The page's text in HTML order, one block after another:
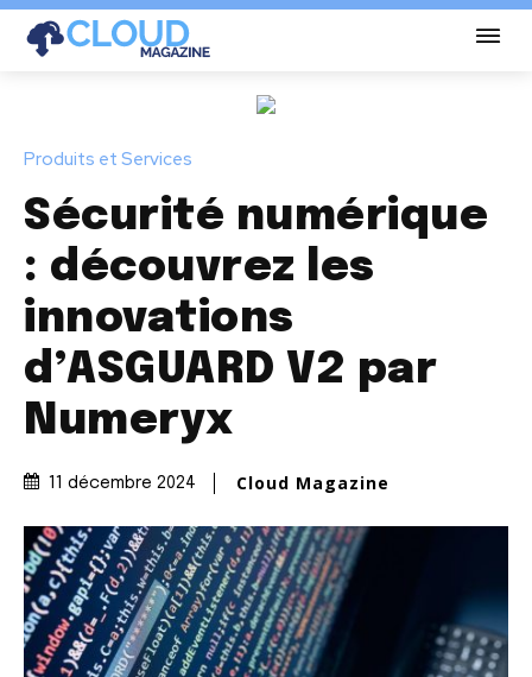
Produits et Services
Sécurité numérique
: découvrez les
innovations
d’ASGUARD V2 par
Numeryx
11 décembre 2024 Cloud Magazine